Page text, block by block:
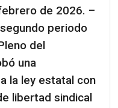
de 2026. –
periodo
del
una
la ley estatal con
libertad sindical